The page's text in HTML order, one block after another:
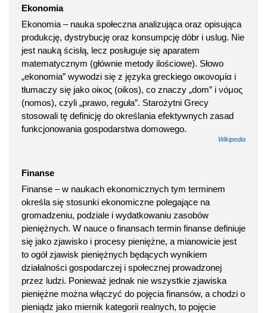
Ekonomia
Ekonomia – nauka społeczna analizująca oraz opisująca
produkcję, dystrybucję oraz konsumpcję dóbr i uslug. Nie
jest nauką ścisłą, lecz posługuje się aparatem
matematycznym (głównie metody ilościowe). Słowo
„ekonomia” wywodzi się z języka greckiego οικονομία i
tłumaczy się jako οἰκος (oikos), co znaczy „dom” i νόμος
(nomos), czyli „prawo, reguła”. Starożytni Grecy
stosowali tę definicję do określania efektywnych zasad
funkcjonowania gospodarstwa domowego.
Wikipedia
Finanse
Finanse – w naukach ekonomicznych tym terminem
określa się stosunki ekonomiczne polegające na
gromadzeniu, podziale i wydatkowaniu zasobów
pieniężnych. W nauce o finansach termin finanse definiuje
się jako zjawisko i procesy pieniężne, a mianowicie jest
to ogół zjawisk pieniężnych będących wynikiem
działalności gospodarczej i społecznej prowadzonej
przez ludzi. Ponieważ jednak nie wszystkie zjawiska
pieniężne można włączyć do pojęcia finansów, a chodzi o
pieniądz jako miernik kategorii realnych, to pojęcie